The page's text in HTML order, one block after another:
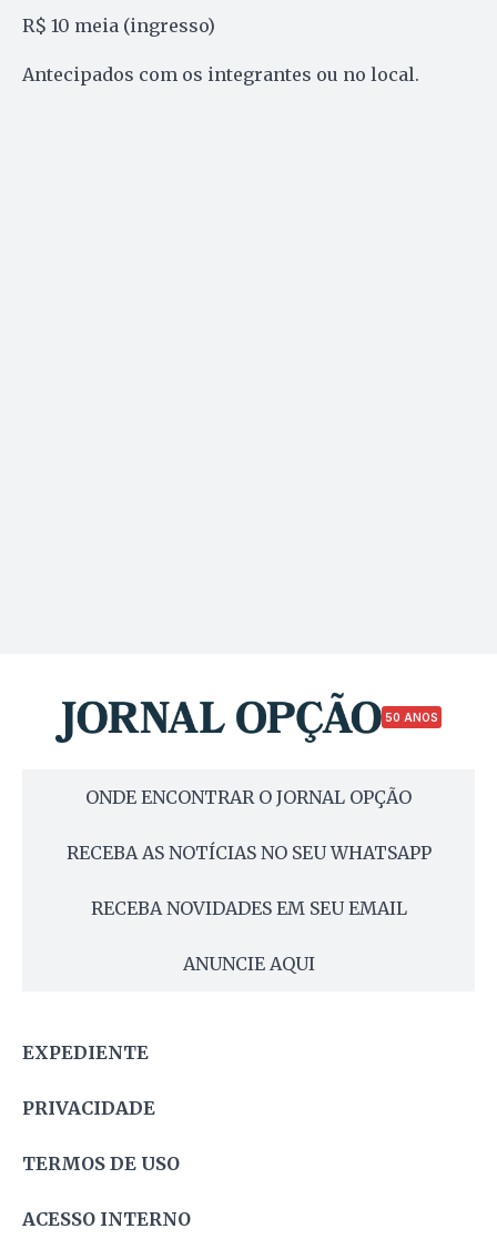
R$ 10 meia (ingresso)
Antecipados com os integrantes ou no local.
50 ANOS
ONDE ENCONTRAR O JORNAL OPÇÃO
RECEBA AS NOTÍCIAS NO SEU WHATSAPP
RECEBA NOVIDADES EM SEU EMAIL
ANUNCIE AQUI
EXPEDIENTE
PRIVACIDADE
TERMOS DE USO
ACESSO INTERNO